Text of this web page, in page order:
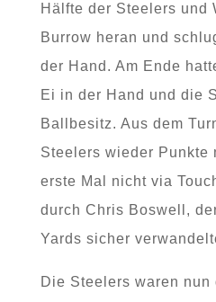
Hälfte der Steelers und
Burrow heran und
der Hand. Am Ende
Ei in der Hand und die
Ballbesitz. Aus dem
Steelers wieder Punkte
erste Mal nicht via
durch Chris Boswell,
Yards sicher
Die Steelers waren nun